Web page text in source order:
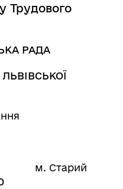
Трудового
РАДА
р м. Старий